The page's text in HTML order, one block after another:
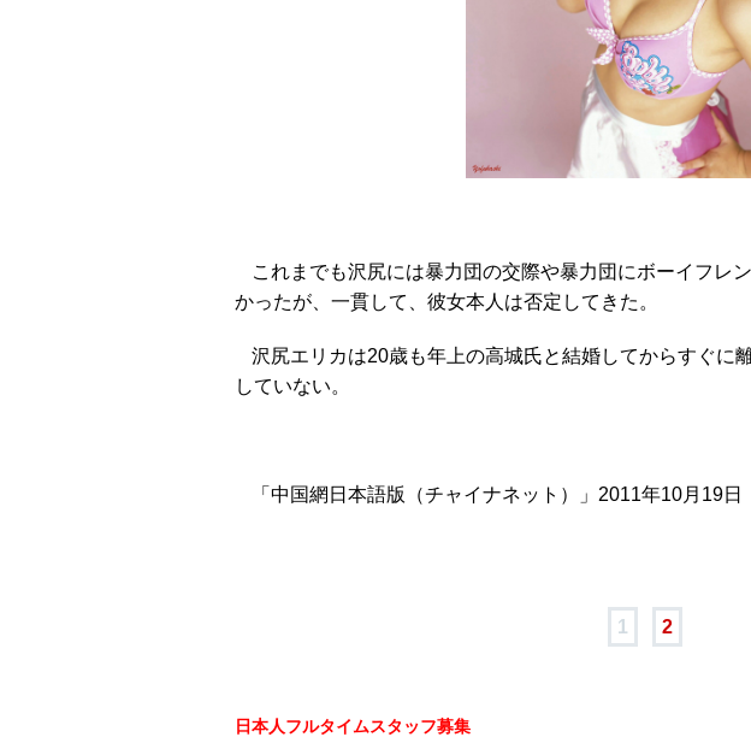
これまでも沢尻には暴力団の交際や暴力団にボーイフレ
かったが、一貫して、彼女本人は否定してきた。
沢尻エリカは20歳も年上の高城氏と結婚してからすぐに
していない。
「中国網日本語版（チャイナネット）」2011年10月19日
1 2
日本人フルタイムスタッフ募集